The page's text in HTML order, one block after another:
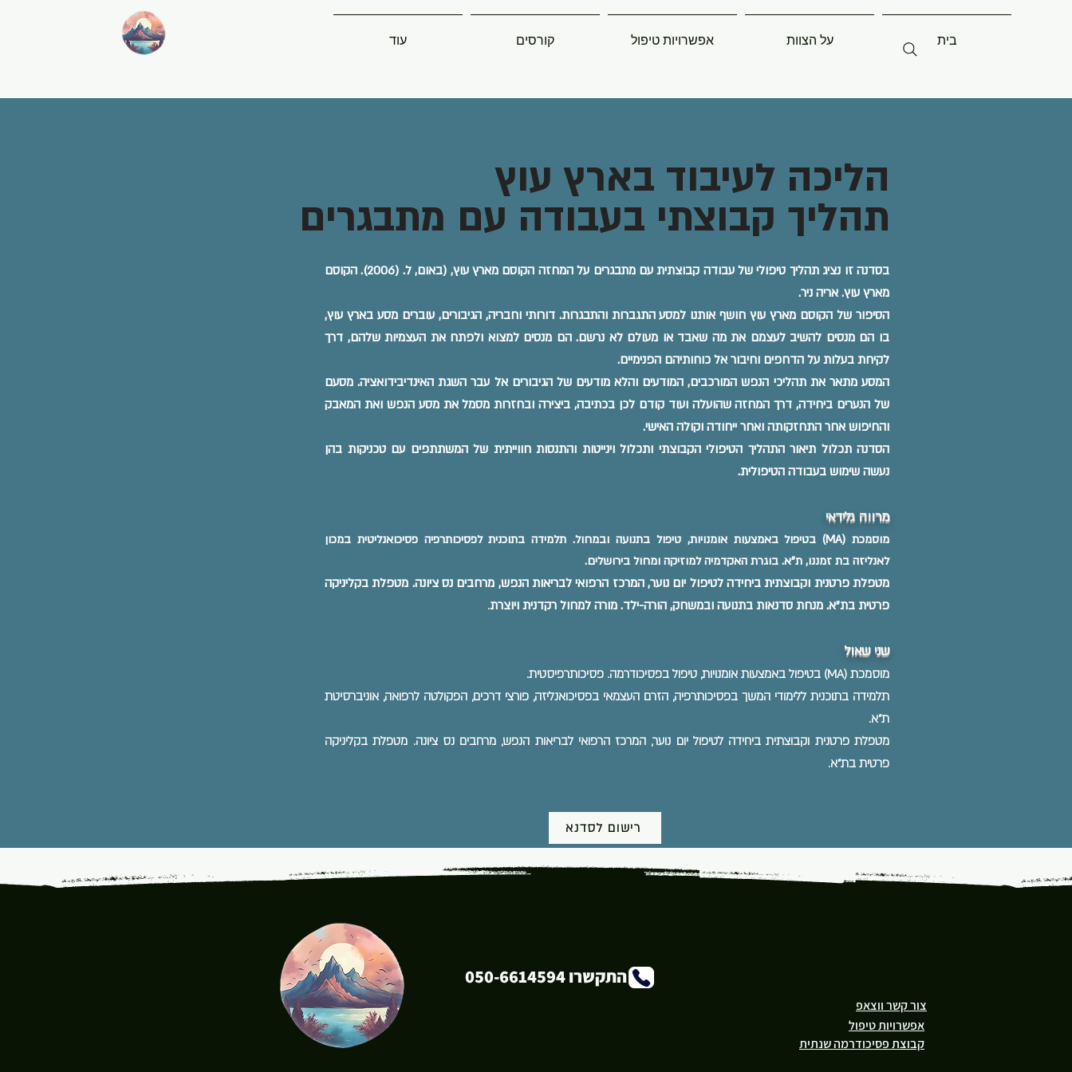
בית על הצוות אפשרויות טיפול קורסים עוד
הליכה לעיבוד בארץ עוץ
תהליך קבוצתי בעבודה עם מתבגרים
בסדנה זו נציג תהליך טיפולי של עבודה קבוצתית עם מתבגרים על המחזה הקוסם מארץ עוץ, (באום, ל. (2006). הקוסם
מארץ עוץ. אריה ניר.
הסיפור של הקוסם מארץ עוץ חושף אותנו למסע התגברות והתבגרות. דורותי וחבריה, הגיבורים, עוברים מסע בארץ עוץ,
בו הם מנסים להשיב לעצמם את מה שאבד או מעולם לא נרשם. הם מנסים למצוא ולפתח את העצמיות שלהם, דרך
לקיחת בעלות על הדחפים וחיבור אל כוחותיהם הפנימיים.
המסע מתאר את תהליכי הנפש המורכבים, המודעים והלא מודעים של הגיבורים אל עבר השגת האינדיבידואציה. מסעם
של הנערים ביחידה, דרך המחזה שהועלה ועוד קודם לכן בכתיבה, ביצירה ובחזרות מסמל את מסע הנפש ואת המאבק
והחיפוש אחר התחזקותה ואחר ייחודה וקולה האישי.
הסדנה תכלול תיאור התהליך הטיפולי הקבוצתי ותכלול וינייטות והתנסות חווייתית של המשתתפים עם טכניקות בהן
נעשה שימוש בעבודה הטיפולית.
מרווה גלידאי
מוסמכת (MA) בטיפול באמצעות אומנויות, טיפול בתנועה ובמחול. תלמידה בתוכנית לפסיכותרפיה פסיכואנליטית במכון
לאנליזה בת זמננו, ת"א. בוגרת האקדמיה למוזיקה ומחול בירושלים.
מטפלת פרטנית וקבוצתית ביחידה לטיפול יום נוער, המרכז הרפואי לבריאות הנפש, מרחבים נס ציונה. מטפלת בקליניקה
פרטית בת"א. מנחת סדנאות בתנועה ובמשחק, הורה-ילד. מורה למחול רקדנית ויוצרת.
שני שאול
מוסמכת (MA) בטיפול באמצעות אומנויות, טיפול בפסיכודרמה. פסיכותרפיסטית.
תלמידה בתוכנית ללימודי המשך בפסיכותרפיה, הזרם העצמאי בפסיכואנליזה, פורצי דרכים, הפקולטה לרפואה, אוניברסיטת
ת"א.
מטפלת פרטנית וקבוצתית ביחידה לטיפול יום נוער, המרכז הרפואי לבריאות הנפש, מרחבים נס ציונה. מטפלת בקליניקה
פרטית בת"א.
רישום לסדנא
צור קשר ווצאפ
התקשרו 050-6614594
אפשרויות טיפול
קבוצת פסיכודרמה שנתית